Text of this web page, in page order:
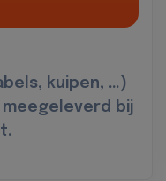
kuipen, …)
meegeleverd bij